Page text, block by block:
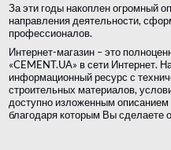
За эти годы накоплен огромный
направления деятельности,
профессионалов.
Интернет-магазин – это
«CEMENT.UA» в сети Интернет.
информационный ресурс с
строительных материалов,
доступно изложенным
благодаря которым Вы сделаете